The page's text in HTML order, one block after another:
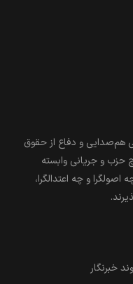
هم‌صدایی و دفاع از حقوق
حزب و جریانی وابسته
و چه اعتدالگرا،
خبرنگار